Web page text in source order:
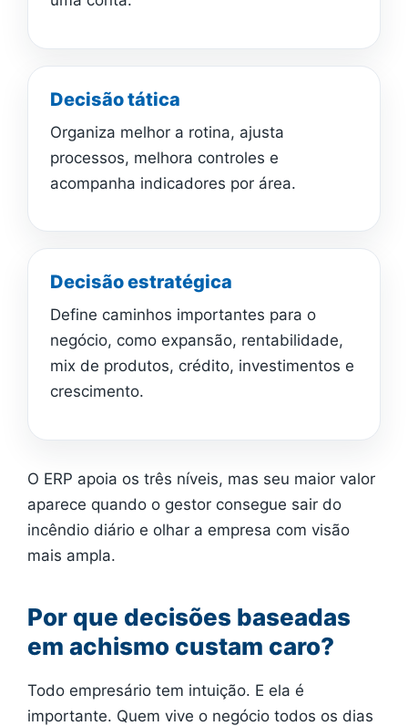
Decisão tática
Organiza melhor a rotina, ajusta
processos, melhora controles e
acompanha indicadores por área.
Decisão estratégica
Define caminhos importantes para o
negócio, como expansão, rentabilidade,
mix de produtos, crédito, investimentos e
crescimento.
O ERP apoia os três níveis, mas seu maior valor
aparece quando o gestor consegue sair do
incêndio diário e olhar a empresa com visão
mais ampla.
Por que decisões baseadas
em achismo custam caro?
Todo empresário tem intuição. E ela é
importante. Quem vive o negócio todos os dias